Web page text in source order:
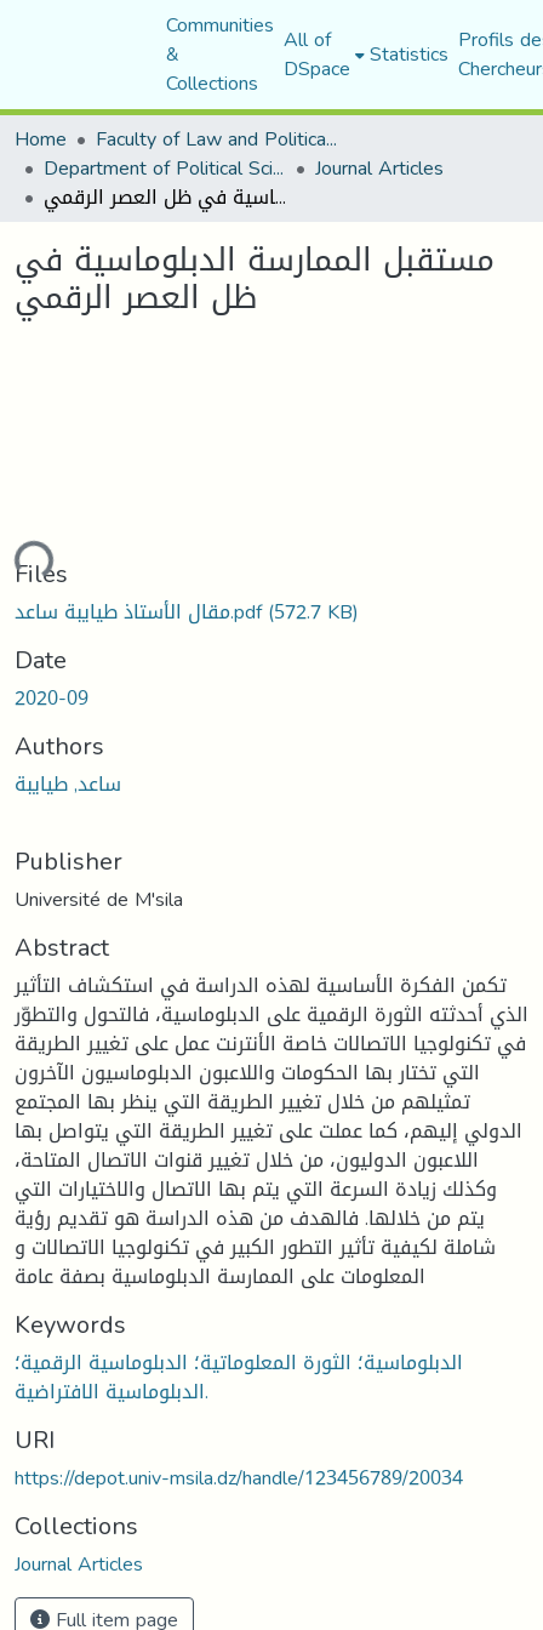
Communities
&
Collections
All of
DSpace Statistics Profils
Home
Faculty of Law and Political Science
Department of Political Sciences Journal Articles
مستقبل الممارسة الدبلوماسية في ظل العصر الرقمي
مستقبل الممارسة الدبلوماسية في
ظل العصر الرقمي
Files
مقال الأستاذ طيايبة ساعد.pdf(572.7 KB)
Date
2020-09
Authors
ساعد, طيايبة
Publisher
Université de M'sila
Abstract
تكمن الفكرة الأساسية لهذه الدراسة في استكشاف التأثير
الذي أحدثته الثورة الرقمية على الدبلوماسية، فالتحول والتطوّر
في تكنولوجيا الاتصالات خاصة الأنترنت عمل على تغيير الطريقة
التي تختار بها الحكومات واللاعبون الدبلوماسيون الآخرون
تمثيلهم من خلال تغيير الطريقة التي ينظر بها المجتمع
الدولي إليهم، كما عملت على تغيير الطريقة التي يتواصل بها
اللاعبون الدوليون، من خلال تغيير قنوات الاتصال المتاحة،
وكذلك زيادة السرعة التي يتم بها الاتصال والاختيارات التي
يتم من خلالها. فالهدف من هذه الدراسة هو تقديم رؤية
شاملة لكيفية تأثير التطور الكبير في تكنولوجيا الاتصالات و
المعلومات على الممارسة الدبلوماسية بصفة عامة
Keywords
الدبلوماسية؛ الثورة المعلوماتية؛ الدبلوماسية الرقمية؛
الدبلوماسية الافتراضية.
URI
https://depot.univ-msila.dz/handle/123456789/20034
Collections
Journal Articles
Full item page